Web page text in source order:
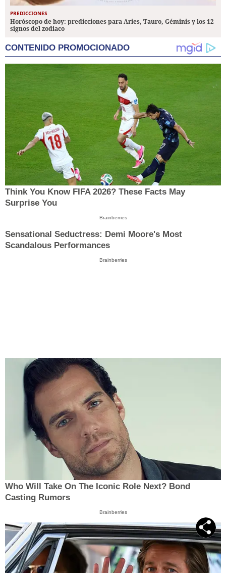
PREDICCIONES
Horóscopo de hoy: predicciones para Aries, Tauro, Géminis y los 12
signos del zodiaco
CONTENIDO PROMOCIONADO
Think You Know FIFA 2026? These Facts May
Surprise You
Brainberries
Sensational Seductress: Demi Moore's Most
Scandalous Performances
Brainberries
Who Will Take On The Iconic Role Next? Bond
Casting Rumors
Brainberries